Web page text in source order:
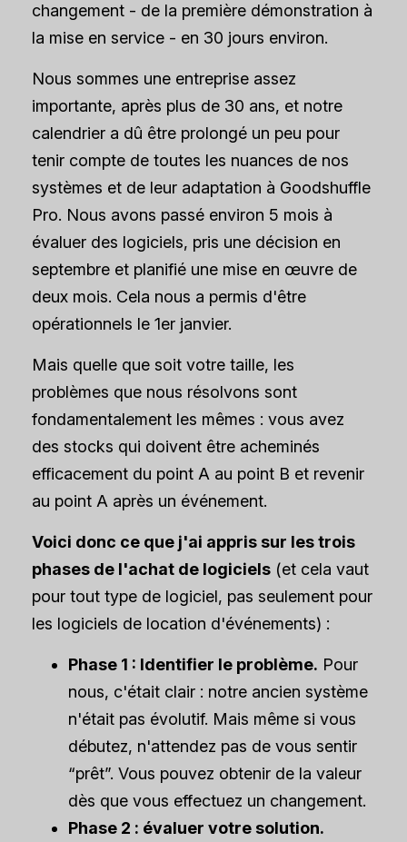
changement - de la première démonstration à
la mise en service - en 30 jours environ.
Nous sommes une entreprise assez
importante, après plus de 30 ans, et notre
calendrier a dû être prolongé un peu pour
tenir compte de toutes les nuances de nos
systèmes et de leur adaptation à Goodshuffle
Pro. Nous avons passé environ 5 mois à
évaluer des logiciels, pris une décision en
septembre et planifié une mise en œuvre de
deux mois. Cela nous a permis d'être
opérationnels le 1er janvier.
Mais quelle que soit votre taille, les
problèmes que nous résolvons sont
fondamentalement les mêmes : vous avez
des stocks qui doivent être acheminés
efficacement du point A au point B et revenir
au point A après un événement.
Voici donc ce que j'ai appris sur les trois
phases de l'achat de logiciels (et cela vaut
pour tout type de logiciel, pas seulement pour
les logiciels de location d'événements) :
Phase 1 : Identifier le problème. Pour
nous, c'était clair : notre ancien système
n'était pas évolutif. Mais même si vous
débutez, n'attendez pas de vous sentir
“prêt”. Vous pouvez obtenir de la valeur
dès que vous effectuez un changement.
Phase 2 : évaluer votre solution.